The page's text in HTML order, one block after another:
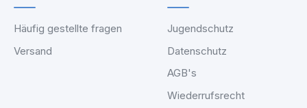
Häufig gestellte fragen
Versand
Jugendschutz
Datenschutz
AGB's
Wiederrufsrecht